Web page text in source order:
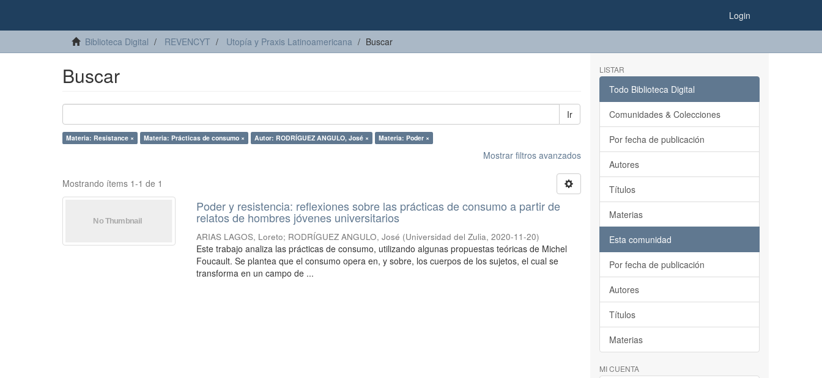
Login
Biblioteca Digital REVENCYT Utopía y Praxis Latinoamericana Buscar
Buscar
Ir
Materia: Resistance × Materia: Prácticas de consumo × Autor: RODRÍGUEZ ANGULO, José × Materia: Poder ×
Mostrar filtros avanzados
Mostrando ítems 1-1 de 1
Poder y resistencia: reflexiones sobre las prácticas de consumo a partir de
relatos de hombres jóvenes universitarios
ARIAS LAGOS, Loreto; RODRÍGUEZ ANGULO, José (Universidad del Zulia,2020-11-20)
Este trabajo analiza las prácticas de consumo, utilizando algunas propuestas teóricas de Michel
Foucault. Se plantea que el consumo opera en, y sobre, los cuerpos de los sujetos, el cual se
transforma en un campo de ...
LISTAR
Todo Biblioteca Digital
Comunidades & Colecciones
Por fecha de publicación
Autores
Títulos
Materias
Esta comunidad
Por fecha de publicación
Autores
Títulos
Materias
MI CUENTA